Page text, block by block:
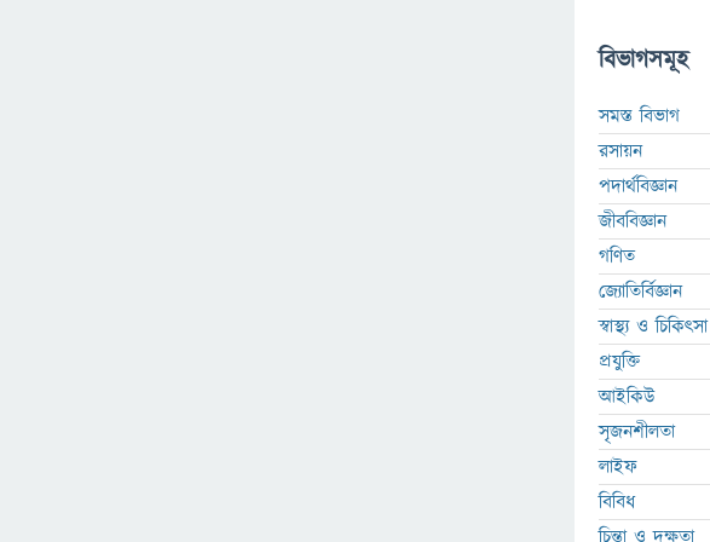
বিভাগসমূহ
সমস্ত বিভাগ
রসায়ন
পদার্থবিজ্ঞান
জীববিজ্ঞান
গণিত
জ্যোতির্বিজ্ঞান
স্বাস্থ্য ও চিকিৎসা
প্রযুক্তি
আইকিউ
সৃজনশীলতা
লাইফ
বিবিধ
চিন্তা ও দক্ষতা